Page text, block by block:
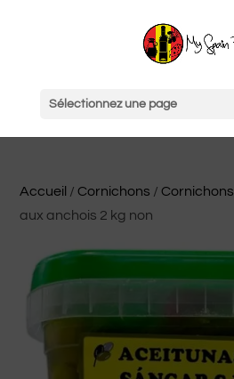
Sélectionnez une page
Accueil /Cornichons /Cornichons
aux anchois 2 kg non